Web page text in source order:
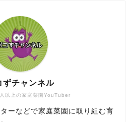
以上の家庭菜園YouTuber
ずチャンネル
ーなどで家庭菜園に取り組む育